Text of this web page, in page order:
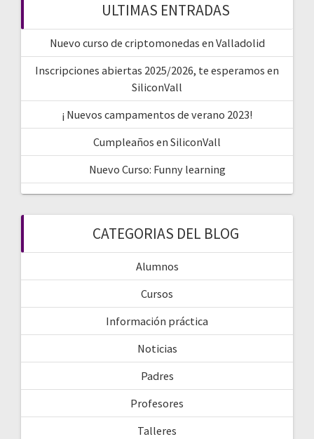
ULTIMAS ENTRADAS
Nuevo curso de criptomonedas en Valladolid
Inscripciones abiertas 2025/2026, te esperamos en
SiliconVall
¡ Nuevos campamentos de verano 2023!
Cumpleaños en SiliconVall
Nuevo Curso: Funny learning
CATEGORIAS DEL BLOG
Alumnos
Cursos
Información práctica
Noticias
Padres
Profesores
Talleres